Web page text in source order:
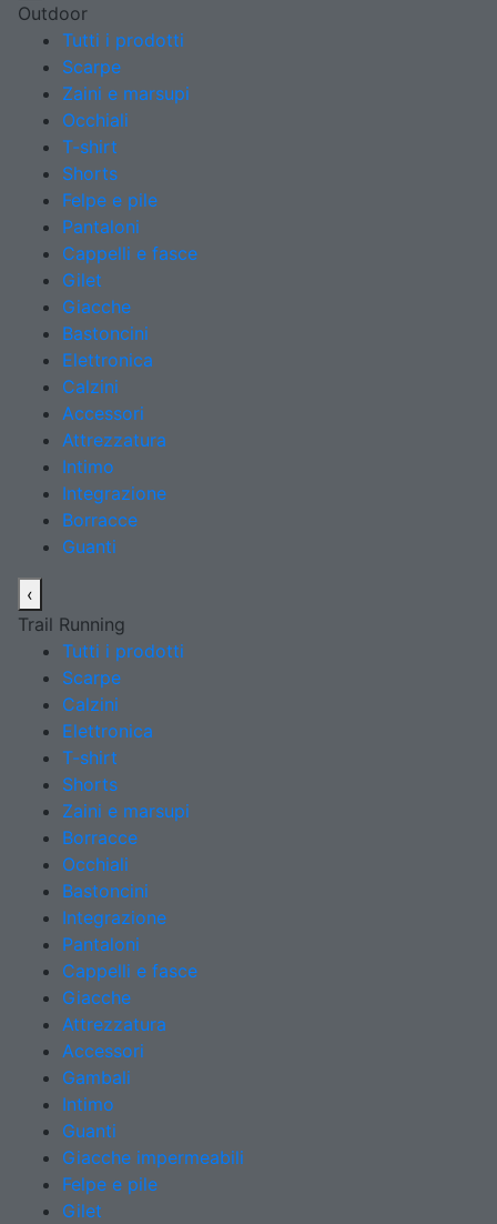
Outdoor
Tutti i prodotti
Scarpe
Zaini e marsupi
Occhiali
T-shirt
Shorts
Felpe e pile
Pantaloni
Cappelli e fasce
Gilet
Giacche
Bastoncini
Elettronica
Calzini
Accessori
Attrezzatura
Intimo
Integrazione
Borracce
Guanti
‹
Trail Running
Tutti i prodotti
Scarpe
Calzini
Elettronica
T-shirt
Shorts
Zaini e marsupi
Borracce
Occhiali
Bastoncini
Integrazione
Pantaloni
Cappelli e fasce
Giacche
Attrezzatura
Accessori
Gambali
Intimo
Guanti
Giacche impermeabili
Felpe e pile
Gilet